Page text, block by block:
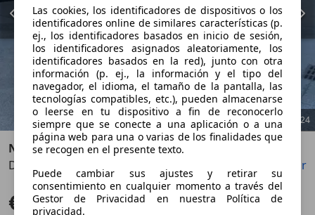
Anterior
24
Nissan Juke
DIGT 84 kW 114 CV 6MT Acenta
Compartir
€ 16.900 Sin comparación
Las cookies, los identificadores de dispositivos o los
identificadores online de similares características (p.
ej., los identificadores basados en inicio de sesión,
los identificadores asignados aleatoriamente, los
identificadores basados en la red), junto con otra
información (p. ej., la información y el tipo del
navegador, el idioma, el tamaño de la pantalla, las
tecnologías compatibles, etc.), pueden almacenarse
o leerse en tu dispositivo a fin de reconocerlo
siempre que se conecte a una aplicación o a una
página web para una o varias de los finalidades que
se recogen en el presente texto.
Puede cambiar sus ajustes y retirar su
consentimiento en cualquier momento a través del
Gestor de Privacidad en nuestra Política de
privacidad.